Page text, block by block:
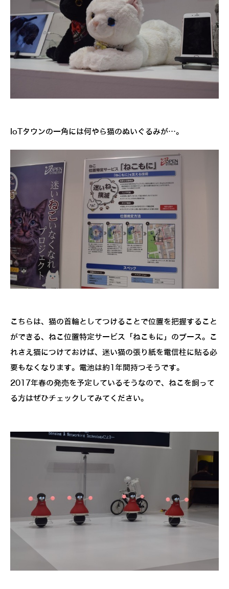
IoTタウンの一角には何やら猫のぬいぐるみが…。
こちらは、猫の首輪としてつけることで位置を把握すること
ができる、ねこ位置特定サービス「ねこもに」のブース。こ
れさえ猫につけておけば、迷い猫の張り紙を電信柱に貼る必
要もなくなります。電池は約1年間持つそうです。
2017年春の発売を予定しているそうなので、ねこを飼って
る方はぜひチェックしてみてください。